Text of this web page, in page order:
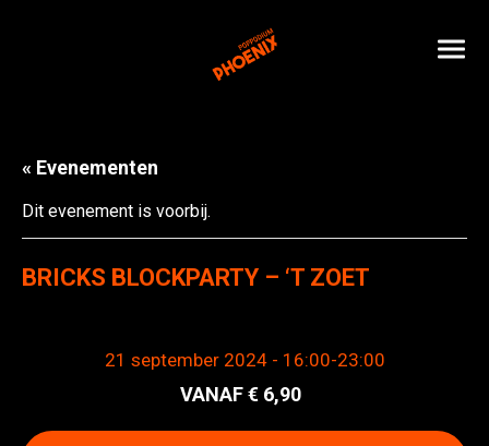
« Evenementen
Dit evenement is voorbij.
BRICKS BLOCKPARTY – ‘T ZOET
21 september 2024 - 16:00-23:00
6,90